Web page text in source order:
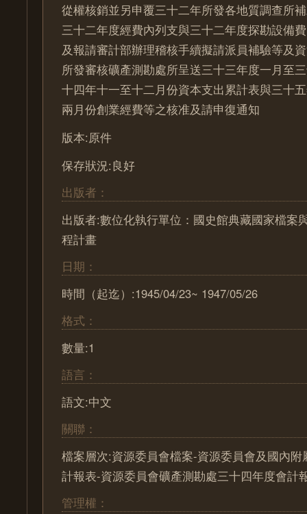
從權核銷並另申覆三十二年所發各地質調查所
三十二年度經費內列支與三十二年度探勘設備
及報請審計部辦理稽核手續擬請派員補驗等及
所發審核礦產測勘處所呈送三十三年度一月至
十四年十一至十二月份資本支出累計表與三十
兩月份創業經費等之核准及請申復通知
版本:原件
保存狀況:良好
出版者：
出版者:數位化執行單位：國史館典藏國家檔案
程計畫
日期：
時間（起迄）:1945/04/23~ 1947/05/26
格式：
數量:1
語言：
語文:中文
關聯：
檔案層次:資源委員會檔案-資源委員會及國內
計報表-資源委員會礦產測勘處三十四年度會計
管理權：